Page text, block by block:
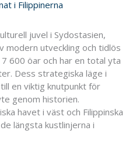
i Filippinerna
juvel i Sydostasien,
modern utveckling och tidlös
600 öar och har en total yta
Dess strategiska läge i
en viktig knutpunkt för
genom historien.
havet i väst och Filippinska
längsta kustlinjerna i